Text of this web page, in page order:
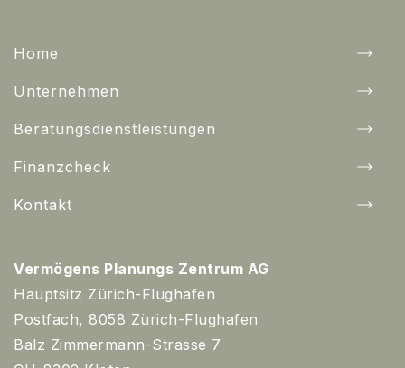
Home
Unternehmen
Beratungsdienstleistungen
Finanzcheck
Kontakt
Vermögens Planungs Zentrum AG
Hauptsitz Zürich-Flughafen
Postfach, 8058 Zürich-Flughafen
Balz Zimmermann-Strasse 7